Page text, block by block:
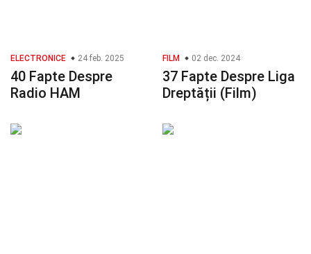
ELECTRONICE 24 feb. 2025
40 Fapte Despre
Radio HAM
FILM 02 dec. 2024
37 Fapte Despre Liga
Dreptății (Film)